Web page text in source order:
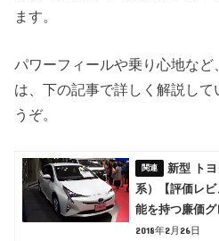
ます。
パワーフィールや乗り心地など
は、下の記事で詳しく解説し
うぞ。
新型 ト
系）【評価レ
能を持つ廉価
2018年2月26日